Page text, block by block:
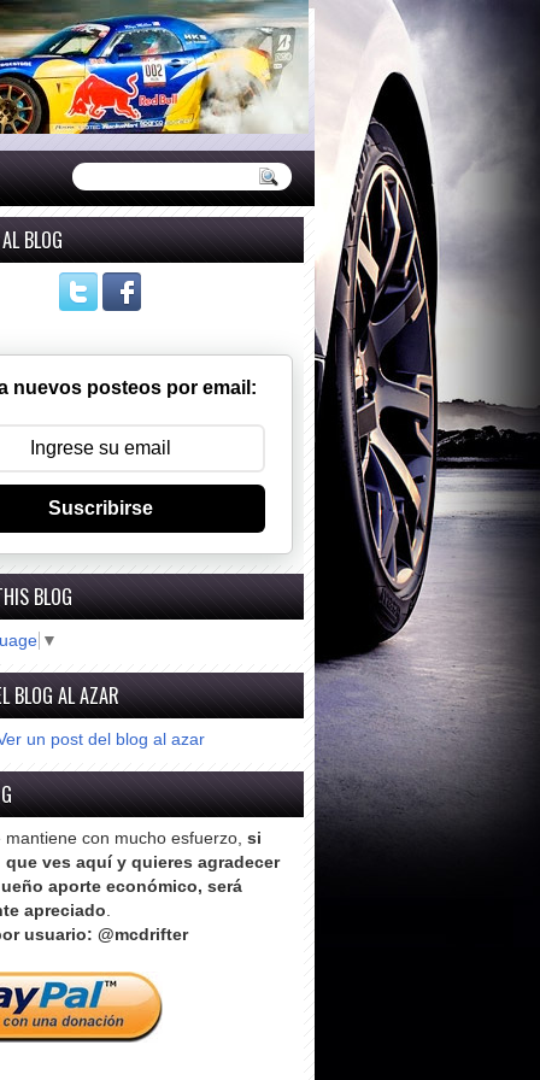
BLOG
nuevos posteos por email:
Suscribirse
BLOG
▼
BLOG AL AZAR
un post del blog al azar
mantiene con mucho esfuerzo, si
ves aquí y quieres agradecer
aporte económico, será
apreciado.
usuario: @mcdrifter